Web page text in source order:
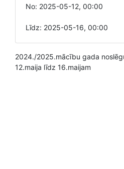
No: 2025-05-12, 00:00
Līdz: 2025-05-16, 00:00
2024./2025.mācību gada
12.maija līdz 16.maijam